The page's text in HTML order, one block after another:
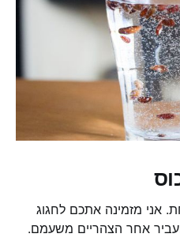
אני מזמינה אתכם לחגוג
אחר הצהריים משעמם.